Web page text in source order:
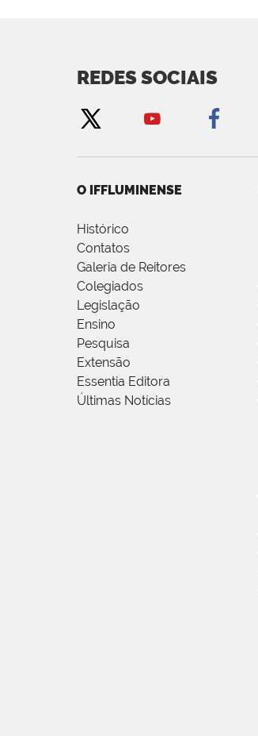
REDES SOCIAIS
O IFFLUMINENSE
Histórico
Contatos
Galeria de Reitores
Colegiados
Legislação
Ensino
Pesquisa
Extensão
Essentia Editora
Últimas Notícias